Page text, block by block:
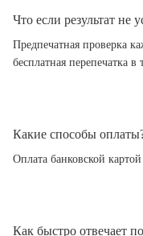
Что если результат не
Предпечатная проверка
бесплатная перепечатка в
Какие способы
Оплата банковской
Как быстро отвечает